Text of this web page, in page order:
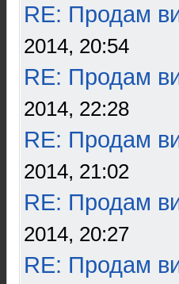
RE: Продам
2014, 20:54
RE: Продам
2014, 22:28
RE: Продам
2014, 21:02
RE: Продам
2014, 20:27
RE: Продам